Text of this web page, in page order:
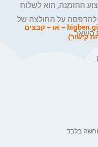
ההזמנה, הוא לשלוח
להדפסה על החולצה של
השאר.
– או – קבצים
קישור).
בלבד.